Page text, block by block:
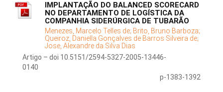
IMPLANTAÇÃO DO BALANCED SCORECARD
NO DEPARTAMENTO DE LOGÍSTICA DA
COMPANHIA SIDERÚRGICA DE TUBARÃO
Menezes, Marcelo Telles de; Brito, Bruno Barboza;
Queiroz, Daniella Gonçalves de Barros Silveira de;
Jose, Alexandre da Silva Dias
Artigo – doi 10.5151/2594-5327-2005-13446-
0140
p-1383-1392